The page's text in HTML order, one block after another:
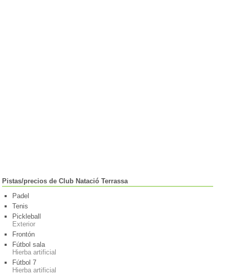
Pistas/precios de Club Natació Terrassa
Padel
Tenis
Pickleball
Exterior
Frontón
Fútbol sala
Hierba artificial
Fútbol 7
Hierba artificial